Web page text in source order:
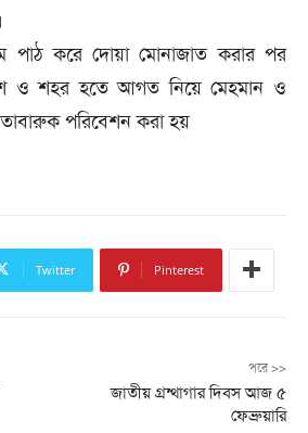
পাঠ ক‌রে দোয়া মোনাজাত করার পর
ও শহর হ‌তে আগত নি‌য়ে মেহমান ও
প‌রি‌বেশন করা হয়
Twitter Pinterest
পরে >>
জাতীয় গ্রন্থাগার দিবস আজ ৫
ফেব্রুয়ারি